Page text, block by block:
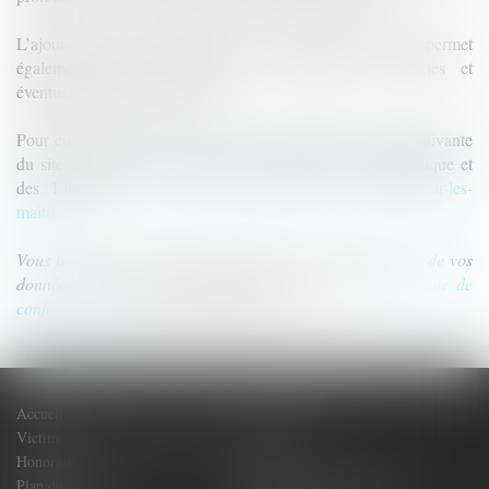
L’ajout de modules complémentaires au navigateur Internet permet
également d’être informé de la présence de cookies et
éventuellement de les refuser.
Pour en savoir plus, vous pouvez vous reporter à la page suivante
du site Internet de la Commission Nationale de l’Informatique et
des Libertés :
https://www.cnil.fr/fr/cookies-les-outils-pour-les-
maitriser
Vous trouverez davantage d’informations sur le traitement de vos
données personnelles en allant dans la rubrique «
Politique de
confidentialité
Accueil
Victimes de dommages corporels
Honoraires